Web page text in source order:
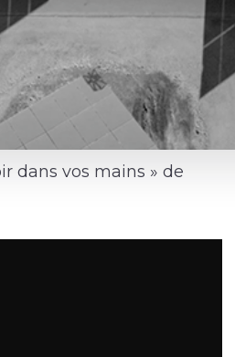
dans vos mains » de